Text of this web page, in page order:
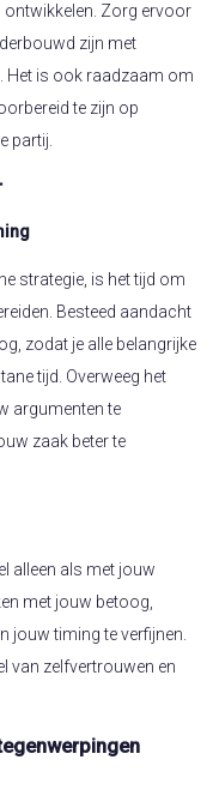
ontwikkelen. Zorg ervoor
zijn met
Het is ook raadzaam om
te zijn op
partij.
strategie, is het tijd om
Besteed aandacht
zodat je alle belangrijke
tijd. Overweeg het
argumenten te
zaak beter te
alleen als met jouw
met jouw betoog,
jouw timing te verfijnen.
van zelfvertrouwen en